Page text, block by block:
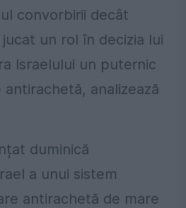
convorbirii decât
un rol în decizia lui
Israelului un puternic
analizează
duminică
a unui sistem
antirachetă de mare